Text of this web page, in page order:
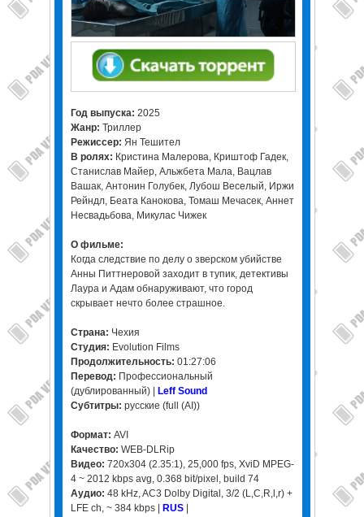
Год выпуска: 2025
Жанр: Триллер
Режиссер: Ян Тешител
В ролях: Кристина Малерова, Криштоф Гадек,
Станислав Майер, Альжбета Мала, Вацлав
Вашак, Антонин Голубек, Лубош Веселый, Иржи
Рейндл, Беата Канокова, Томаш Мечасек, Аннет
Несвадьбова, Микулас Чижек
О фильме:
Когда следствие по делу о зверском убийстве
Анны Питтнеровой заходит в тупик, детективы
Лаура и Адам обнаруживают, что город
скрывает нечто более страшное.
Страна: Чехия
Студия: Evolution Films
Продолжительность: 01:27:06
Перевод: Профессиональный
(дублированный) | Leff Sound
Субтитры: русские (full (AI))
Формат: AVI
Качество: WEB-DLRip
Видео: 720x304 (2.35:1), 25,000 fps, XviD MPEG-
4 ~ 2012 kbps avg, 0.368 bit/pixel, build 74
Аудио: 48 kHz, AC3 Dolby Digital, 3/2 (L,C,R,l,r) +
LFE ch, ~ 384 kbps | RUS|